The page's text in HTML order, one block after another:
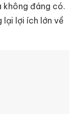
không đáng có.
lại lợi ích lớn về